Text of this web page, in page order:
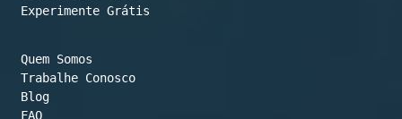
Experimente Grátis
Quem Somos
Trabalhe Conosco
Blog
FAQ